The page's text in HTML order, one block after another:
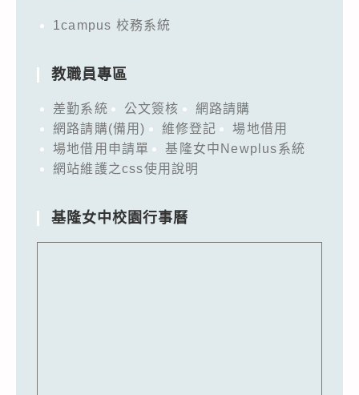
1campus 校務系統
教職員專區
差勤系統 公文簽核
網路請購
網路請購(備用)
維修登記
場地借用
場地借用申請單
基隆女中Newplus系統
網站維護之css使用說明
基隆女中校園行事曆